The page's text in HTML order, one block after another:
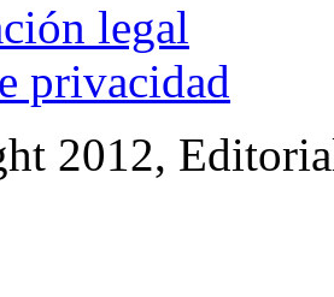
legal
privacidad
2012,